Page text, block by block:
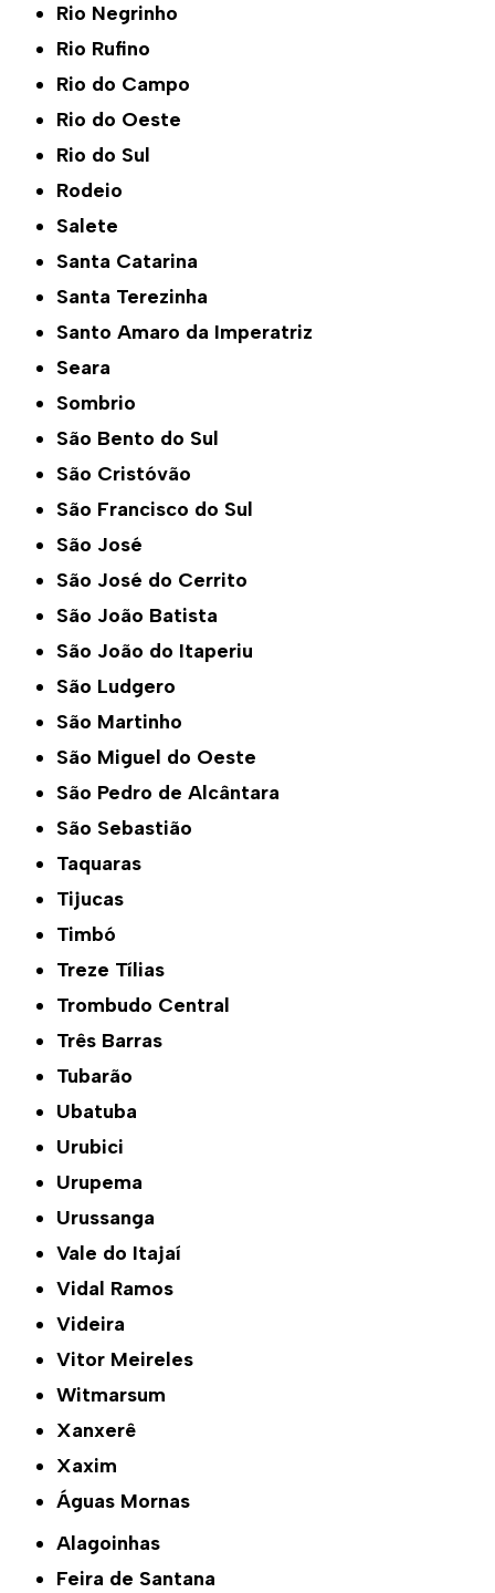
Rio Negrinho
Rio Rufino
Rio do Campo
Rio do Oeste
Rio do Sul
Rodeio
Salete
Santa Catarina
Santa Terezinha
Santo Amaro da Imperatriz
Seara
Sombrio
São Bento do Sul
São Cristóvão
São Francisco do Sul
São José
São José do Cerrito
São João Batista
São João do Itaperiu
São Ludgero
São Martinho
São Miguel do Oeste
São Pedro de Alcântara
São Sebastião
Taquaras
Tijucas
Timbó
Treze Tílias
Trombudo Central
Três Barras
Tubarão
Ubatuba
Urubici
Urupema
Urussanga
Vale do Itajaí
Vidal Ramos
Videira
Vitor Meireles
Witmarsum
Xanxerê
Xaxim
Águas Mornas
Alagoinhas
Feira de Santana